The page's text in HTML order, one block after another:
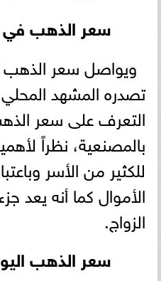
سعر الذهب
ويواصل سعر
تصدره المشهد
التعرف على سعر
بالمصنعية، نظراً
للكثير من الأسر
الأموال كما أنه يعد
الزواج.
سعر الذهب